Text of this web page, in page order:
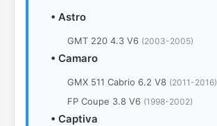
• Astro
GMT 220 4.3 V6 (2003-2005)
• Camaro
GMX 511 Cabrio 6.2 V8 (2011-2016)
FP Coupe 3.8 V6 (1998-2002)
• Captiva